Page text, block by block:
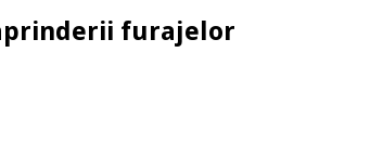
furajelor